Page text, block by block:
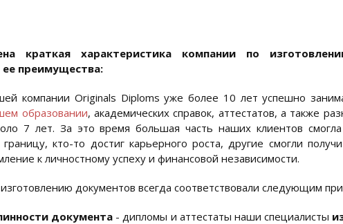
краткая характеристика компании по
преимущества:
компании Originals Diploms уже более 10 лет успешно
образовании, академических справок, аттестатов, а также
7 лет. За это время большая часть наших клиентов
границу, кто-то достиг карьерного роста, другие смогли
к личностному успеху и финансовой независимости.
документов всегда соответствовали следующим
документа- дипломы и аттестаты наши специалисты